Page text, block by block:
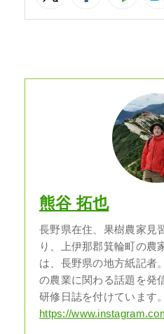
熊谷 拓也
長野県在住、果樹農家見
り、上伊那郡箕輪町の農
は、長野県の地方紙記者
の農業に関わる話題を発
研修日誌を付けています。
https://